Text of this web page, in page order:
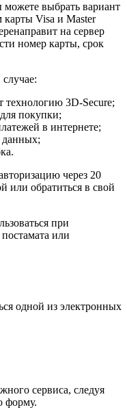
выбрать вариант
Visa и Master
на сервер
номер карты, срок
технологию 3D-Secure;
покупки;
в интернете;
данных;
через 20
или обратиться в свой
при
или
одной из электронных
сервиса, следуя
форму.